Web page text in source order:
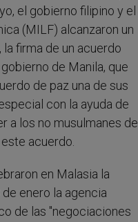
el gobierno filipino y el
(MILF) alcanzaron un
la firma de un acuerdo
de Manila, que
de paz una de sus
con la ayuda de
a los no musulmanes de
acuerdo.
en Malasia la
enero la agencia
de las "negociaciones